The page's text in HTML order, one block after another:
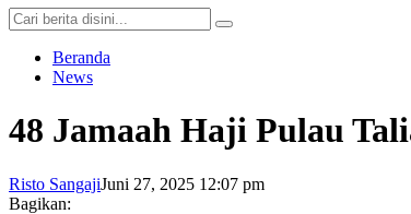
Beranda
News
48 Jamaah Haji Pulau
Risto SangajiJuni 27, 2025 12:07 pm
Bagikan: